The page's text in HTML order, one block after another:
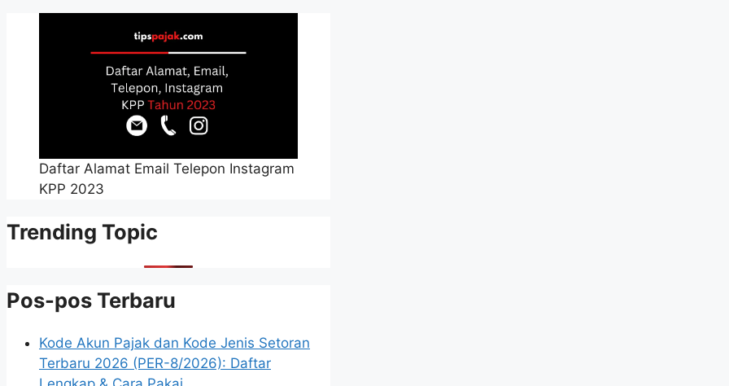
Daftar Alamat Email Telepon Instagram
KPP 2023
Trending Topic
Pos-pos Terbaru
Kode Akun Pajak dan Kode Jenis Setoran
Terbaru 2026 (PER-8/2026): Daftar